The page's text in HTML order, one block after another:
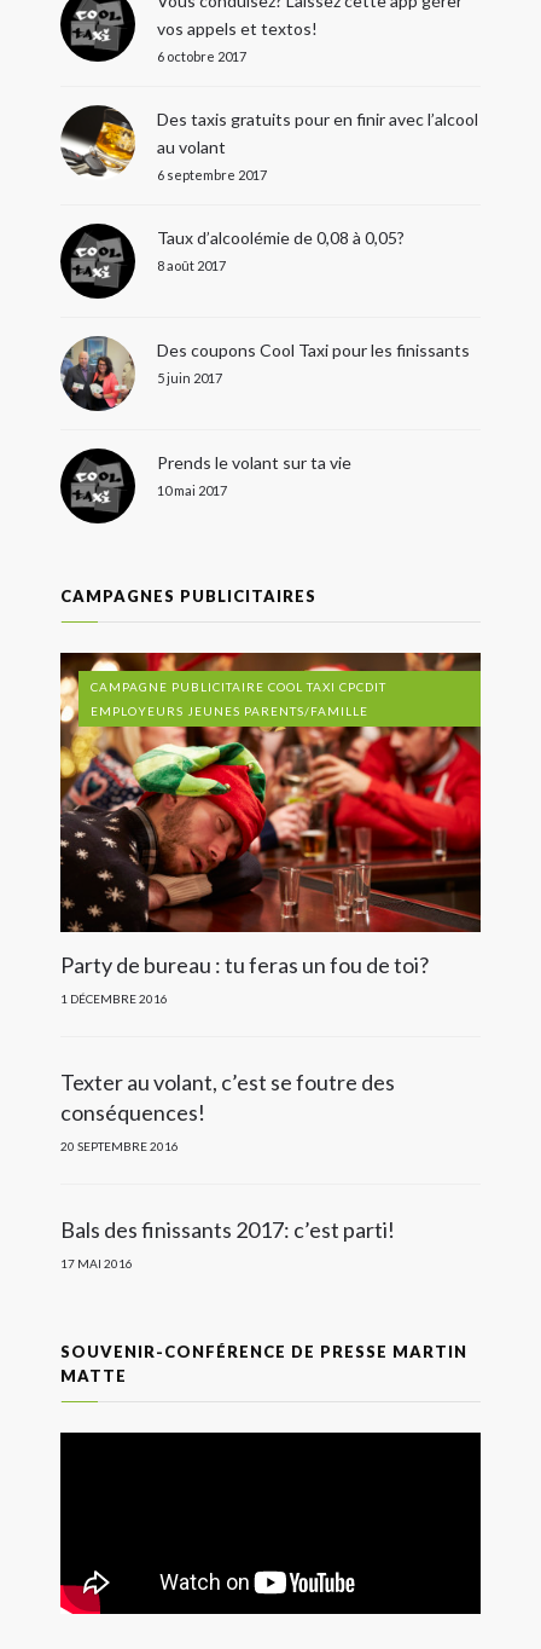
vos appels et textos!
6 octobre 2017
Des taxis gratuits pour en finir avec l’alcool
au volant
6 septembre 2017
Taux d’alcoolémie de 0,08 à 0,05?
8 août 2017
Des coupons Cool Taxi pour les finissants
5 juin 2017
Prends le volant sur ta vie
10 mai 2017
CAMPAGNES PUBLICITAIRES
CAMPAGNE PUBLICITAIRE COOL TAXI CPCDIT
EMPLOYEURS JEUNES PARENTS/FAMILLE
Party de bureau : tu feras un fou de toi?
1 DÉCEMBRE 2016
Texter au volant, c’est se foutre des
conséquences!
20 SEPTEMBRE 2016
Bals des finissants 2017: c’est parti!
17 MAI 2016
SOUVENIR-CONFÉRENCE DE PRESSE MARTIN
MATTE